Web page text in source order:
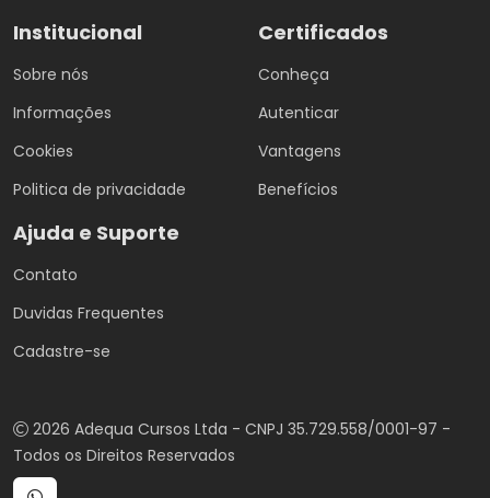
Institucional
Sobre nós
Informações
Cookies
Politica de privacidade
Certificados
Conheça
Autenticar
Vantagens
Benefícios
Ajuda e Suporte
Contato
Duvidas Frequentes
Cadastre-se
2026 Adequa Cursos Ltda - CNPJ 35.729.558/0001-97 -
Todos os Direitos Reservados